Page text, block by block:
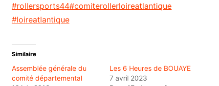
#rollersports44#comiterollerloireatlantique
#loireatlantique
Similaire
Assemblée générale du
comité départemental
Les 6 Heures de BOUAYE
7 avril 2023